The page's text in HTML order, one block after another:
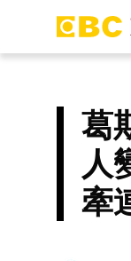
葛
人
牽